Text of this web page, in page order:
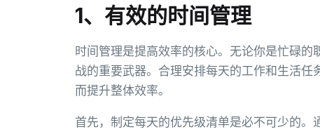
1、有效的时间管理
时间管理是提高效率的核心。无论你是忙碌
战的重要武器。合理安排每天的工作和生活
而提升整体效率。
首先，制定每天的优先级清单是必不可少的